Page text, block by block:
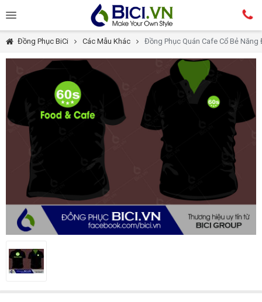
Đồng Phục BiCi Các Mẫu Khác Đồng Phục Quán Cafe Cổ Bẻ Năng